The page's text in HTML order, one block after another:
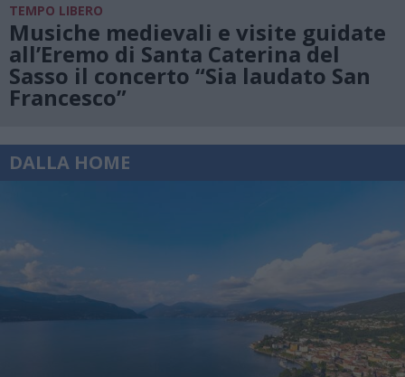
TEMPO LIBERO
Musiche medievali e visite guidate
all’Eremo di Santa Caterina del
Sasso il concerto “Sia laudato San
Francesco”
DALLA HOME